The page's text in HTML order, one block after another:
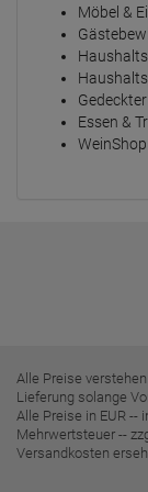
Möbel &
Essen &
WeinShop
Alle Preise
Lieferung solange
Alle Preise in EUR --
Mehrwertsteuer --
Versandkosten